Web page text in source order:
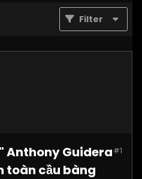
Filter
#1
Anthony Guidera
toàn cầu bàng